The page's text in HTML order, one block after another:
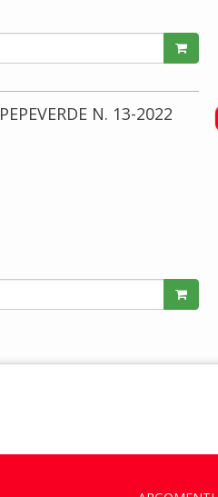
PEPEVERDE N. 13-2022